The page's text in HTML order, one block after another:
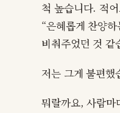
척 높습니다. 적
“은혜롭게 찬양
비춰주었던 것 같
저는 그게 불편했
뭐랄까요, 사람마